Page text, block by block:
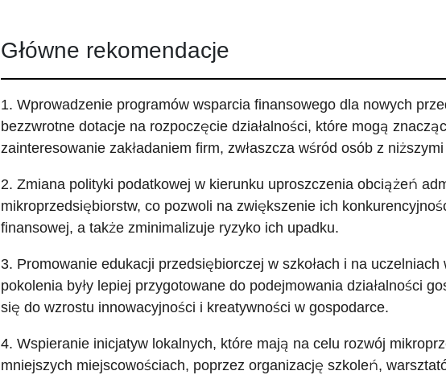
Główne rekomendacje
1. Wprowadzenie programów wsparcia finansowego dla nowych
bezzwrotne dotacje na rozpoczęcie działalności, które mogą
zainteresowanie zakładaniem firm, zwłaszcza wśród osób z
2. Zmiana polityki podatkowej w kierunku uproszczenia obciążeń
mikroprzedsiębiorstw, co pozwoli na zwiększenie ich
finansowej, a także zminimalizuje ryzyko ich upadku.
3. Promowanie edukacji przedsiębiorczej w szkołach i na uczelniach
pokolenia były lepiej przygotowane do podejmowania działalności
się do wzrostu innowacyjności i kreatywności w gospodarce.
4. Wspieranie inicjatyw lokalnych, które mają na celu rozwój
mniejszych miejscowościach, poprzez organizację szkoleń,